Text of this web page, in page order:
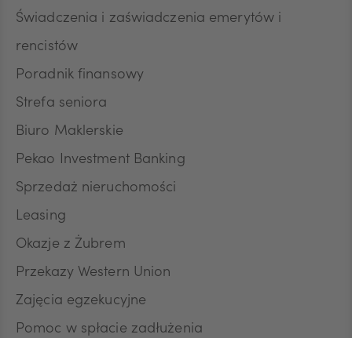
DKK
SEK
TRY
Świadczenia i zaświadczenia emerytów i
rencistów
Poradnik finansowy
Strefa seniora
Biuro Maklerskie
Pekao Investment Banking
Sprzedaż nieruchomości
Leasing
Okazje z Żubrem
Przekazy Western Union
Zajęcia egzekucyjne
Pomoc w spłacie zadłużenia